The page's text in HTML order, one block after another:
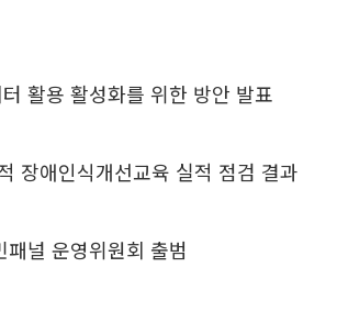
활용 활성화를 위한 방안 발표
장애인식개선교육 실적 점검 결과
널 운영위원회 출범